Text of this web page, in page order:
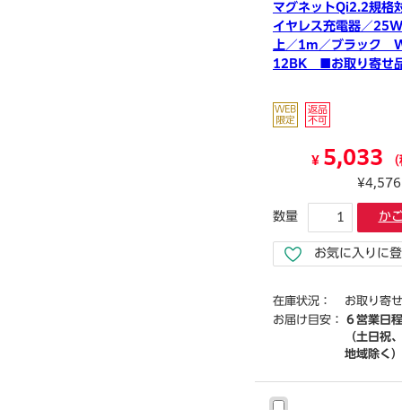
マグネットQi2.2規格
イヤレス充電器／
上／1m／ブラック
12BK ■お取り寄せ
¥ 5,033
数量 か
お気に入りに
在庫状況：
お取り寄せ
お届け目安：
６営業日
（土日祝
地域除く）